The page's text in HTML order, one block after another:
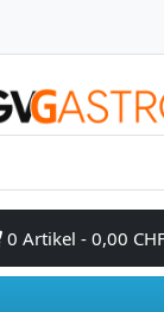
0 Artikel - 0,00